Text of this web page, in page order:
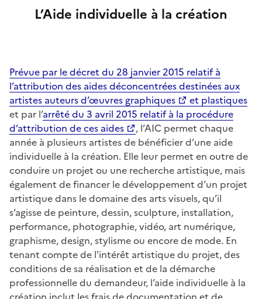
L’Aide individuelle à la création
Prévue par le décret du 28 janvier 2015 relatif à
l’attribution des aides déconcentrées destinées aux
artistes auteurs d’œuvres graphiques
et plastiques
et par l’arrêté du 3 avril 2015 relatif à la procédure
d’attribution de ces aides
, l’AIC permet chaque
année à plusieurs artistes de bénéficier d’une aide
individuelle à la création. Elle leur permet en outre de
conduire un projet ou une recherche artistique, mais
également de financer le développement d’un projet
artistique dans le domaine des arts visuels, qu’il
s’agisse de peinture, dessin, sculpture, installation,
performance, photographie, vidéo, art numérique,
graphisme, design, stylisme ou encore de mode. En
tenant compte de l'intérêt artistique du projet, des
conditions de sa réalisation et de la démarche
professionnelle du demandeur, l’aide individuelle à la